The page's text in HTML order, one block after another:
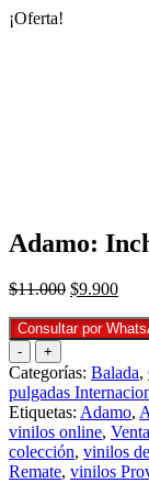
¡Oferta!
Adamo:
$11.000 El
original
$11.000.
$9.900El
Consultar por
-
+
Categorías: Balada,
pulgadas
Etiquetas: Adamo,
vinilos online,
colección, vinilos
Remate, vinilos